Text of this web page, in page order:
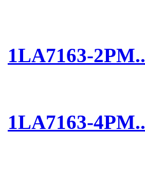
1LA7163-2PM..
1LA7163-4PM..